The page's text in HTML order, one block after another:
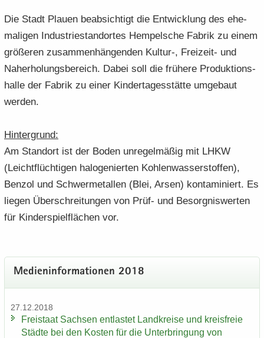
Die Stadt Plau­en be­ab­sich­tigt die Ent­wick­lung des ehe­
ma­li­gen In­dus­trie­stand­or­tes Hem­pel­sche Fa­brik zu einem
grö­ße­ren zu­sam­men­hän­gen­den Kultur-​, Freizeit-​ und
Nah­erho­lungs­be­reich. Dabei soll die frü­he­re Pro­duk­ti­ons­
hal­le der Fa­brik zu einer Kin­der­ta­ges­stät­te um­ge­baut
wer­den.
Hin­ter­grund:
Am Stand­ort ist der Boden un­re­gel­mä­ßig mit LHKW
(Leicht­flüch­ti­gen ha­lo­ge­nier­ten Koh­len­was­ser­stof­fen),
Ben­zol und Schwer­me­tal­len (Blei, Arsen) kon­ta­mi­niert. Es
lie­gen Über­schrei­tun­gen von Prüf- und Be­sorg­nis­wer­ten
für Kin­der­spiel­flä­chen vor.
Me­di­en­in­for­ma­tio­nen 2018
27.12.2018
Frei­staat Sach­sen ent­las­tet Land­krei­se und kreis­freie
Städ­te bei den Kos­ten für die Un­ter­brin­gung von